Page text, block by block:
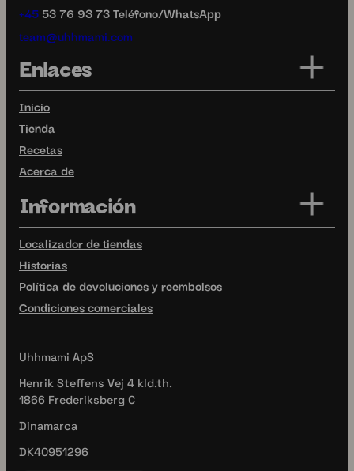
+45 53 76 93 73 Teléfono/WhatsApp
team@uhhmami.com
Enlaces
Inicio
Tienda
Recetas
Acerca de
Información
Localizador de tiendas
Historias
Política de devoluciones y reembolsos
Condiciones comerciales
Uhhmami ApS
Henrik Steffens Vej 4 kld.th.
1866 Frederiksberg C
Dinamarca
DK40951296